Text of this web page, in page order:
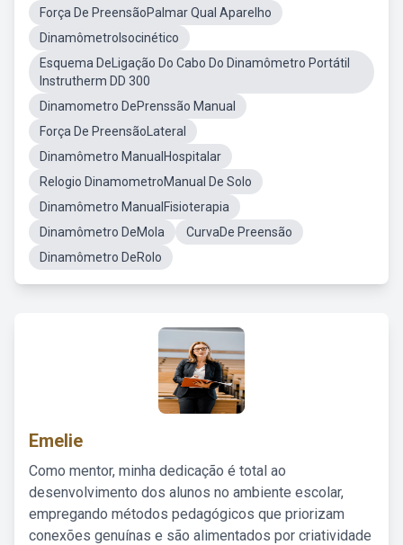
Força De PreensãoPalmar Qual Aparelho
DinamômetroIsocinético
Esquema DeLigação Do Cabo Do Dinamômetro Portátil
Instrutherm DD 300
Dinamometro DePrenssão Manual
Força De PreensãoLateral
Dinamômetro ManualHospitalar
Relogio DinamometroManual De Solo
Dinamômetro ManualFisioterapia
Dinamômetro DeMola
CurvaDe Preensão
Dinamômetro DeRolo
Emelie
Como mentor, minha dedicação é total ao
desenvolvimento dos alunos no ambiente escolar,
empregando métodos pedagógicos que priorizam
conexões genuínas e são alimentados por criatividade